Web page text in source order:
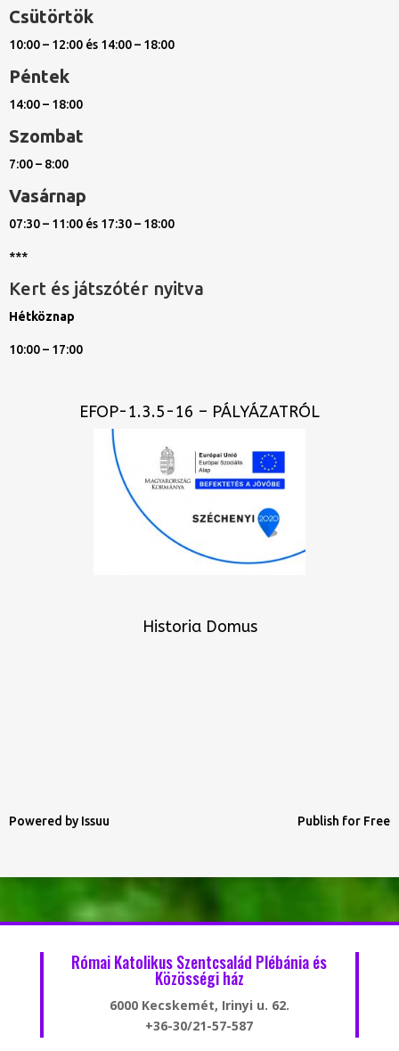
Csütörtök
10:00 – 12:00 és 14:00 – 18:00
Péntek
14:00 – 18:00
Szombat
7:00 – 8:00
Vasárnap
07:30 – 11:00 és 17:30 – 18:00
***
Kert és játszótér nyitva
Hétköznap
10:00 – 17:00
EFOP-1.3.5-16 – PÁLYÁZATRÓL
Historia Domus
Powered by Issuu Publish for Free
Római Katolikus Szentcsalád Plébánia és
Közösségi ház
6000 Kecskemét, Irinyi u. 62.
+36-30/21-57-587